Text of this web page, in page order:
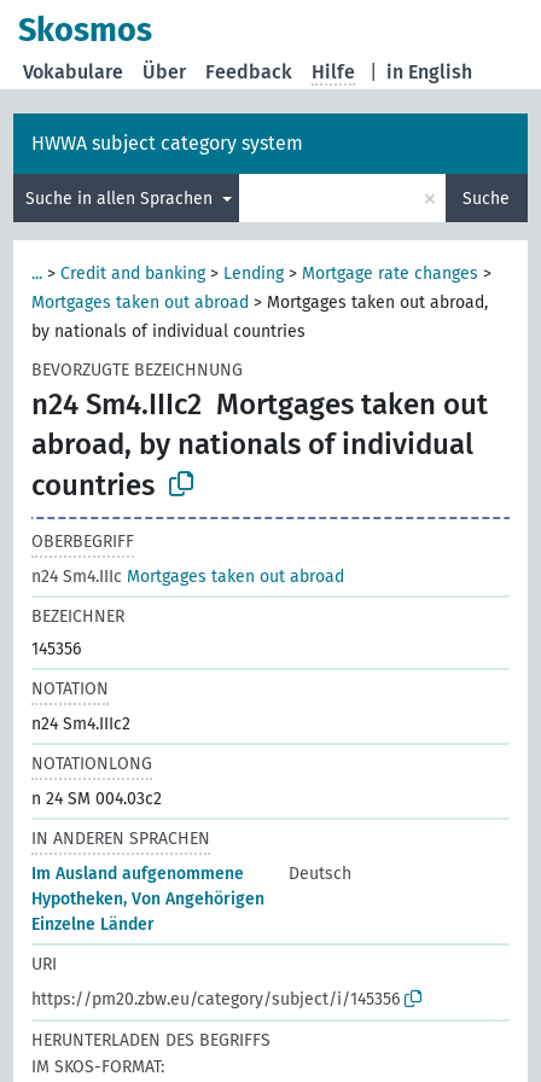
Skosmos
in English
Vokabulare Über Feedback Hilfe
HWWA subject category system
Suche in allen Sprachen × Suche
... >Credit and banking> Lending> Mortgage rate changes >
Mortgages taken out abroad > Mortgages taken out abroad,
by nationals of individual countries
BEVORZUGTE BEZEICHNUNG
n24 Sm4.IIIc2 Mortgages taken out
abroad, by nationals of individual
countries
OBERBEGRIFF
n24 Sm4.IIIc Mortgages taken out abroad
BEZEICHNER
145356
NOTATION
n24 Sm4.IIIc2
NOTATIONLONG
n 24 SM 004.03c2
IN ANDEREN SPRACHEN
Im Ausland aufgenommene
Hypotheken, Von Angehörigen
Einzelne Länder
Deutsch
URI
https://pm20.zbw.eu/category/subject/i/145356
HERUNTERLADEN DES BEGRIFFS
IM SKOS-FORMAT: